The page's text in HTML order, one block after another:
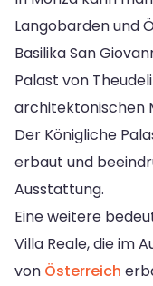
Langobarden und
Basilika San
Palast von
architektonischen
Der Königliche
erbaut und
Ausstattung.
Eine weitere
Villa Reale, die im
von Österreich